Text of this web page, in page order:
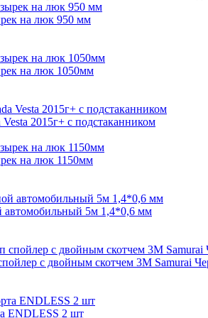
на люк 950 мм
на люк 1050мм
2015г+ с подстаканником
на люк 1150мм
автомобильный 5м 1,4*0,6 мм
с двойным скотчем 3М Samurai
ENDLESS 2 шт